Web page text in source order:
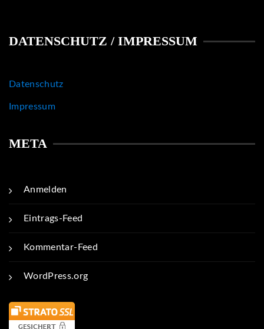
DATENSCHUTZ / IMPRESSUM
Datenschutz
Impressum
META
Anmelden
Eintrags-Feed
Kommentar-Feed
WordPress.org